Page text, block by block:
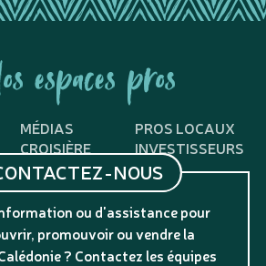
espaces pros
MÉDIAS
PROS LOCAUX
CROISIÈRE INVESTISSEURS
NOUS
ou d'assistance pour
promouvoir ou vendre la
? Contactez les équipes